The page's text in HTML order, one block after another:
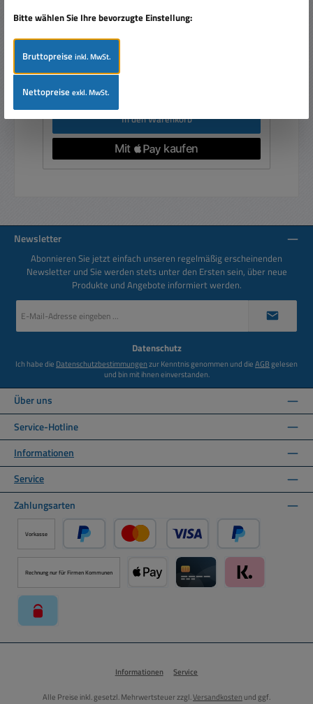
Verkaufspreis:
2,80 €
Preise inkl. MwSt. zzgl. Versandkosten
In den Warenkorb
Newsletter
Abonnieren Sie jetzt einfach unseren regelmäßig erscheinenden
Newsletter und Sie werden stets unter den Ersten sein, über neue
Produkte und Angebote informiert werden.
Mail-
Datenschutz
Ich habe die Datenschutzbestimmungenzur Kenntnis genommen und dieAGBgelesen
und bin mit ihnen einverstanden.
Über uns
Service-Hotline
Informationen
Service
Zahlungsarten
Vorkasse
PayPal Kredit- oder Debitkarte über PayPal
Später Bezahlen
Rechnung nur für Firmen Kommunen
Informationen Service
Alle Preise inkl. gesetzl. Mehrwertsteuer zzgl.Versandkosten und ggf.
Bitte wählen Sie Ihre bevorzugte Einstellung:
Bruttopreiseinkl. MwSt.
Nettopreiseexkl. MwSt.